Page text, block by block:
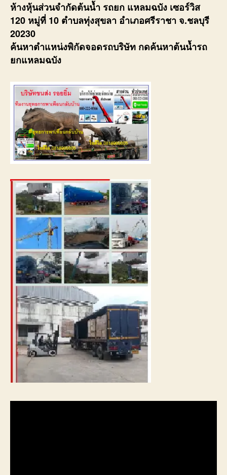
ห้างหุ้นส่วนจำกัดต้นน้ำ รถยก แหลมฉบัง เซอร์วิส
120 หมู่ที่ 10 ตำบลทุ่งสุขลา อำเภอศรีราชา จ.ชลบุรี
20230
ค้นหาตำแหน่งพิกัดจอดรถบริษัท กดค้นหาต้นน้ำรถ
ยกแหลมฉบัง